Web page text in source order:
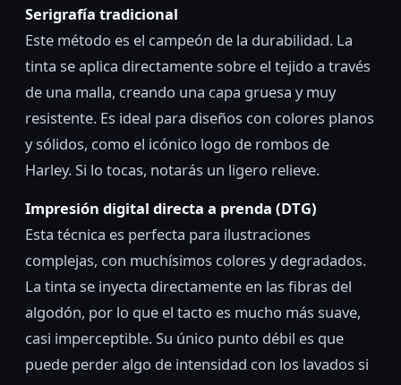
Serigrafía tradicional
Este método es el campeón de la durabilidad. La
tinta se aplica directamente sobre el tejido a través
de una malla, creando una capa gruesa y muy
resistente. Es ideal para diseños con colores planos
y sólidos, como el icónico logo de rombos de
Harley. Si lo tocas, notarás un ligero relieve.
Impresión digital directa a prenda (DTG)
Esta técnica es perfecta para ilustraciones
complejas, con muchísimos colores y degradados.
La tinta se inyecta directamente en las fibras del
algodón, por lo que el tacto es mucho más suave,
casi imperceptible. Su único punto débil es que
puede perder algo de intensidad con los lavados si